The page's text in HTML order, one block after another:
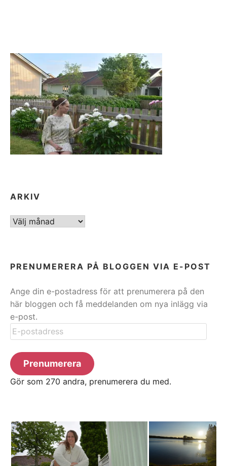
ARKIV
ARKIV
PRENUMERERA PÅ BLOGGEN VIA E-POST
Ange din e-postadress för att prenumerera på den
här bloggen och få meddelanden om nya inlägg via
e-post.
E-
postadress
Prenumerera
Gör som 270 andra, prenumerera du med.